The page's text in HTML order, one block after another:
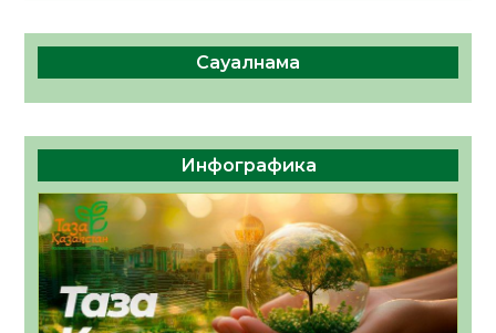
Сауалнама
Инфографика